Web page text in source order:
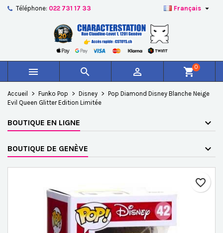
Téléphone: 022 731 17 33 Français 
   shopping_cart0
Accueil Funko Pop Disney
Pop Diamond Disney Blanche Neige
Evil Queen Glitter Edition Limitée
BOUTIQUE EN LIGNE
BOUTIQUE DE GENÈVE
favorite_border
Créer une nouvelle liste
Nom de la liste d'envies
Annuler Créer une liste d'envies
Vous devez être connecté pour ajouter des produits à
votre liste d'envies.